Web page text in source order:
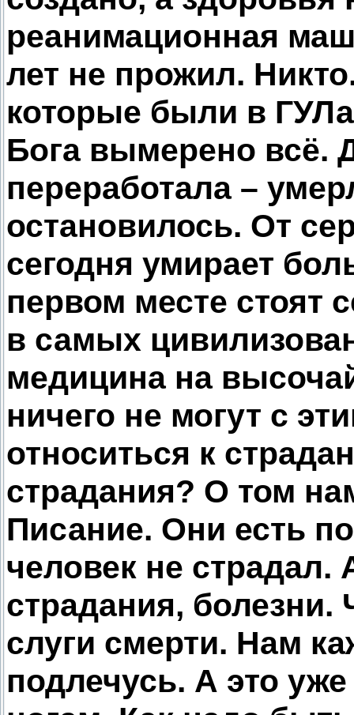
реанимационная
лет не прожил.
которые были в
Бога вымерено всё.
переработала –
остановилось. От
сегодня умирает
первом месте стоят
в самых
медицина на
ничего не могут с
относиться к
страдания? О том
Писание. Они есть
человек не
страдания, болезни.
слуги смерти. Нам
подлечусь. А это